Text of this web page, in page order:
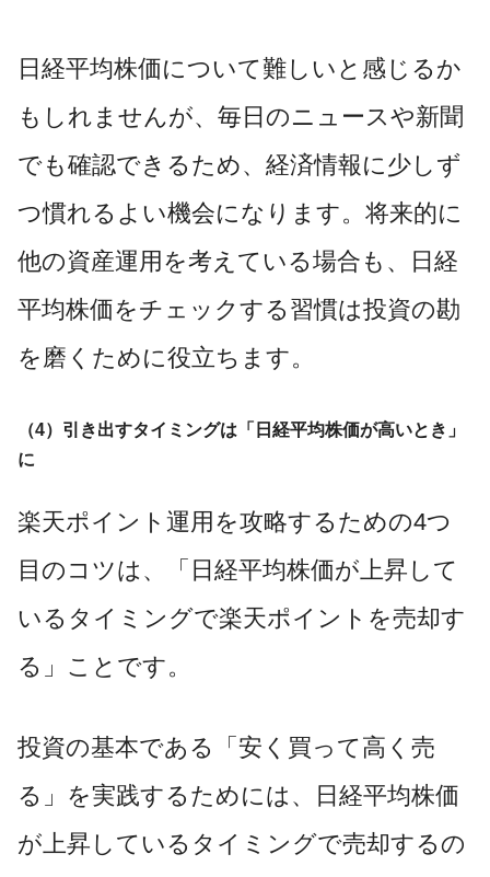
日経平均株価について難しいと感じるか
もしれませんが、毎日のニュースや新聞
でも確認できるため、経済情報に少しず
つ慣れるよい機会になります。将来的に
他の資産運用を考えている場合も、日経
平均株価をチェックする習慣は投資の勘
を磨くために役立ちます。
（4）引き出すタイミングは「日経平均株価が高いとき」
に
楽天ポイント運用を攻略するための4つ
目のコツは、「日経平均株価が上昇して
いるタイミングで楽天ポイントを売却す
る」ことです。
投資の基本である「安く買って高く売
る」を実践するためには、日経平均株価
が上昇しているタイミングで売却するの